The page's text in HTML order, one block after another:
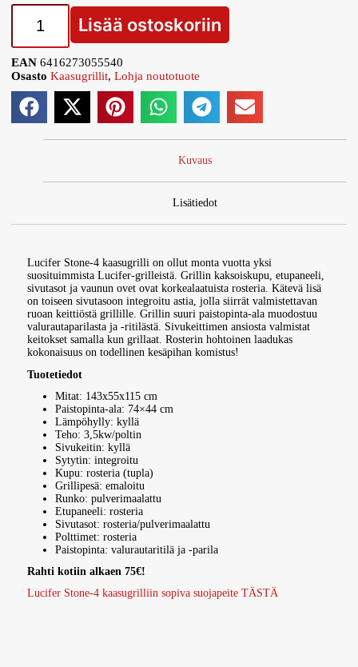
Lisää ostoskoriin
EAN6416273055540
Osasto Kaasugrillit,Lohja noutotuote
Kuvaus
Lisätiedot
Lucifer Stone-4 kaasugrilli on ollut monta vuotta yksi
suosituimmista Lucifer-grilleistä. Grillin kaksoiskupu, etupaneeli,
sivutasot ja vaunun ovet ovat korkealaatuista rosteria. Kätevä lisä
on toiseen sivutasoon integroitu astia, jolla siirrät valmistettavan
ruoan keittiöstä grillille. Grillin suuri paistopinta-ala muodostuu
valurautaparilasta ja -ritilästä. Sivukeittimen ansiosta valmistat
keitokset samalla kun grillaat. Rosterin hohtoinen laadukas
kokonaisuus on todellinen kesäpihan komistus!
Tuotetiedot
Mitat: 143x55x115 cm
Paistopinta-ala: 74×44 cm
Lämpöhylly: kyllä
Teho: 3,5kw/poltin
Sivukeitin: kyllä
Sytytin: integroitu
Kupu: rosteria (tupla)
Grillipesä: emaloitu
Runko: pulverimaalattu
Etupaneeli: rosteria
Sivutasot: rosteria/pulverimaalattu
Polttimet: rosteria
Paistopinta: valurautaritilä ja -parila
Rahti kotiin alkaen 75€!
Lucifer Stone-4 kaasugrilliin sopiva suojapeite TÄSTÄ